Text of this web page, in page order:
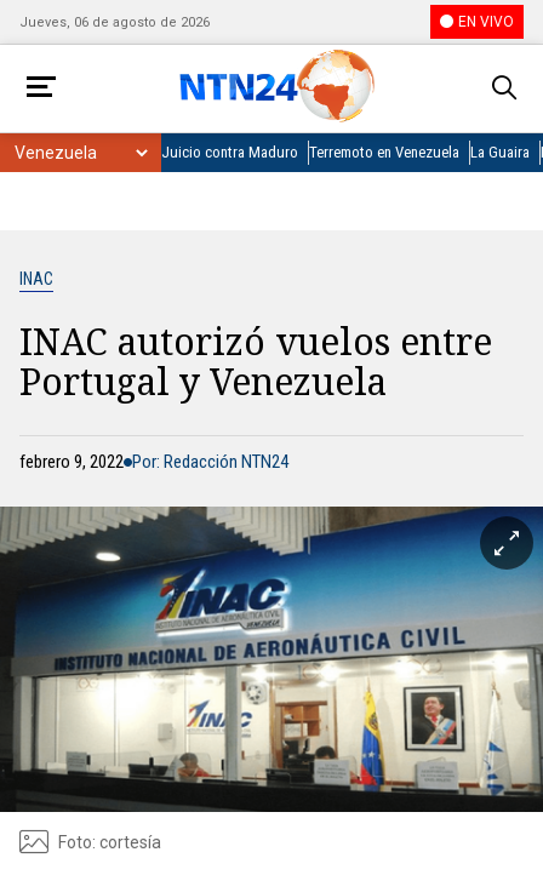
Jueves, 06 de agosto de 2026 EN VIVO
Juicio contra Maduro Terremoto en Venezuela La Guaira
INAC
INAC autorizó vuelos entre
Portugal y Venezuela
febrero 9, 2022 Por: Redacción NTN24
Foto: cortesía